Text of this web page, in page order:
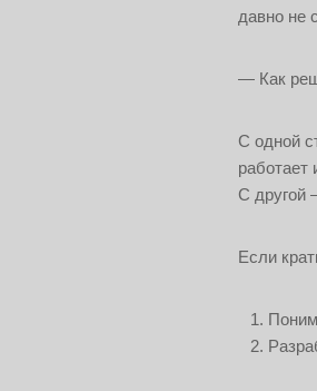
давно не
— Как
С одной
работает
С другой
Если